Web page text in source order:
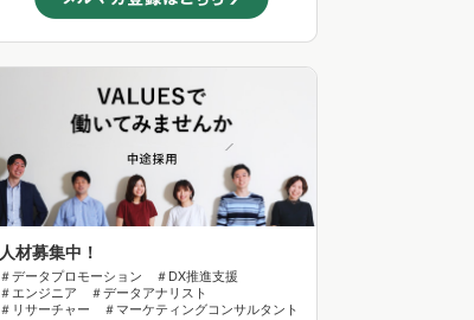
人材募集中！
＃データプロモーション ＃DX推進支援
＃エンジニア ＃データアナリスト
＃リサーチャー ＃マーケティングコンサルタント